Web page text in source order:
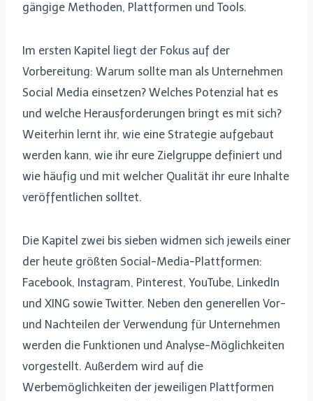
gängige Methoden, Plattformen und Tools.
Im ersten Kapitel liegt der Fokus auf der
Vorbereitung: Warum sollte man als Unternehmen
Social Media einsetzen? Welches Potenzial hat es
und welche Herausforderungen bringt es mit sich?
Weiterhin lernt ihr, wie eine Strategie aufgebaut
werden kann, wie ihr eure Zielgruppe definiert und
wie häufig und mit welcher Qualität ihr eure Inhalte
veröffentlichen solltet.
Die Kapitel zwei bis sieben widmen sich jeweils einer
der heute größten Social-Media-Plattformen:
Facebook, Instagram, Pinterest, YouTube, LinkedIn
und XING sowie Twitter. Neben den generellen Vor-
und Nachteilen der Verwendung für Unternehmen
werden die Funktionen und Analyse-Möglichkeiten
vorgestellt. Außerdem wird auf die
Werbemöglichkeiten der jeweiligen Plattformen